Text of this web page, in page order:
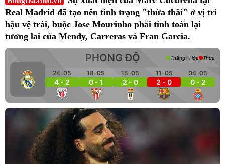
Real Madrid đã tạo nên tình trạng "thừa thãi" ở vị trí
hậu vệ trái, buộc Jose Mourinho phải tính toán lại
tương lai của Mendy, Carreras và Fran Garcia.
PHONG ĐỘ
24-05
4 - 2
18-05
0 - 1
15-05
2 - 0
11-05
2 - 0
04-05
0 - 2
Thắng Hòa Thua